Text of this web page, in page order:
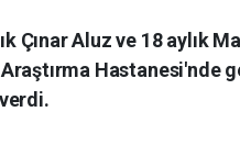
Çınar Aluz ve 18 aylık
Hastanesi'nde